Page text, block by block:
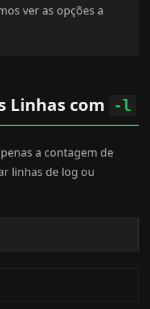
ver as opções a
Linhas com -l
a contagem de
linhas de log ou